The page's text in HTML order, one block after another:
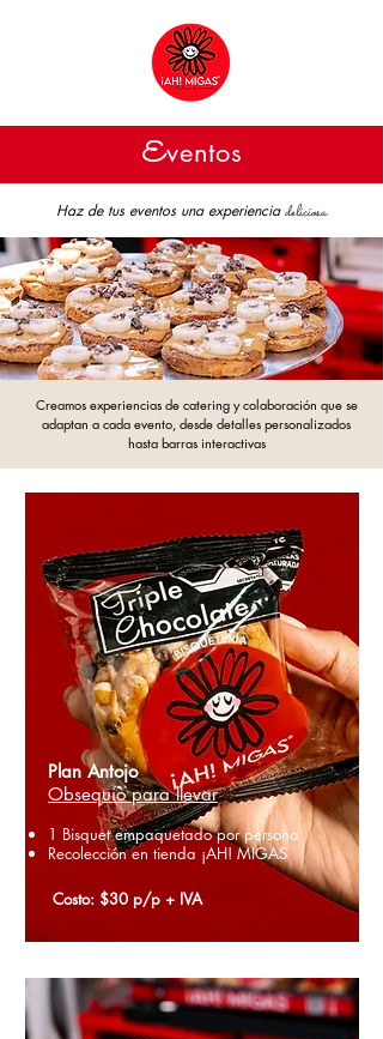
Eventos
Haz de tus eventos una experiencia deliciosa
Creamos experiencias de catering y colaboración que se
adaptan a cada evento, desde detalles personalizados
hasta barras interactivas
Plan Antojo​
Obsequio para llevar
1 Bisquet empaquetado por persona
Recolección en tienda ¡AH! MIGAS
Costo: $30 p/p + IVA